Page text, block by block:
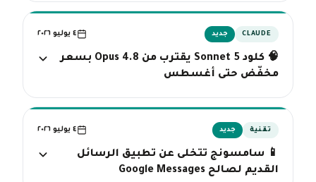
CLAUDE جديد ٤ يوليو ٢٠٢٦
🧠 كلود Sonnet 5 يقترب من Opus 4.8 بسعر
مخفّض حتى أغسطس
تقنية جديد ٤ يوليو ٢٠٢٦
📱 سامسونج تتخلى عن تطبيق الرسائل
القديم لصالح Google Messages